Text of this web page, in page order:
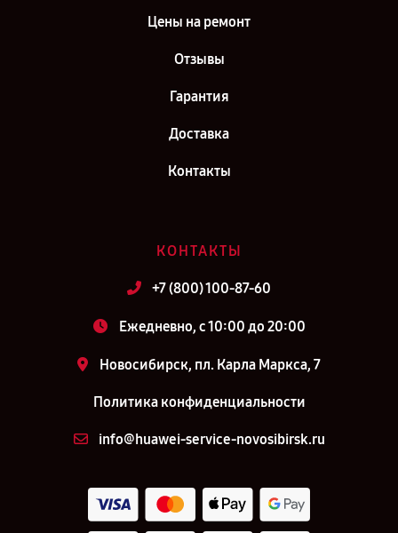
Цены на ремонт
Отзывы
Гарантия
Доставка
Контакты
КОНТАКТЫ
+7 (800) 100-87-60
Ежедневно, с 10:00 до 20:00
Новосибирск, пл. Карла Маркса, 7
Политика конфиденциальности
info@huawei-service-novosibirsk.ru